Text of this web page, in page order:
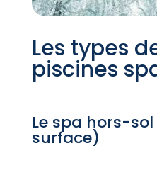
Les types
piscines
Le spa hors-
surface)